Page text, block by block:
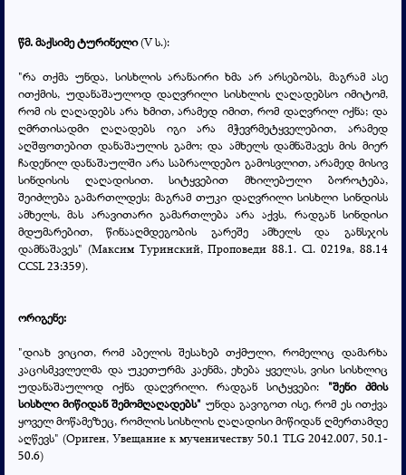
წმ. მაქსიმე ტურინელი(V ს.):
"რა თქმა უნდა, სისხლის არანაირი ხმა არ არსებობს, მაგრამ ასე
ითქმის, უდანაშაულოდ დაღვრილი სისხლის ღაღადებსო იმიტომ,
რომ ის ღაღადებს არა ხმით, არამედ იმით, რომ დაღვრილ იქნა; და
ღმრთისადმი ღაღადებს იგი არა მჭევრმეტყველებით, არამედ
აღშფოთებით დანაშაულის გამო; და ამხელს დამნაშავეს მის მიერ
ჩადენილ დანაშაულში არა საბრალდებო გამოსვლით, არამედ მისივ
სინდისის ღაღადისით. სიტყვებით მხილებული ბოროტება,
შეიძლება გამართლდეს; მაგრამ თუკი დაღვრილი სისხლი სინდისს
ამხელს, მას არავითარი გამართლება არა აქვს, რადგან სინდისი
მდუმარებით, წინააღმდეგობის გარეშე ამხელს და განსჯის
დამნაშავეს" (Максим Туринский,Проповеди 88.1. Cl. 0219a, 88.14
CCSL 23:359).
ორიგენე:
"დიახ ვიცით, რომ აბელის შესახებ თქმული, რომელიც დამარხა
კაცისმკვლელმა და უკეთურმა კაენმა, ეხება ყველას, ვისი სისხლიც
უდანაშაულოდ იქნა დაღვრილი. რადგან სიტყვები: "შენი ძმის
სისხლი მიწიდან შემომღაღადებს" უნდა გავიგოთ ისე, რომ ეს ითქვა
ყოველ მოწამეზეც, რომლის სისხლის ღაღადისი მიწიდან ღმერთამდე
აღწევს" (Ориген, Увещание к мученичеству 50.1 TLG 2042.007, 50.1-
50.6)